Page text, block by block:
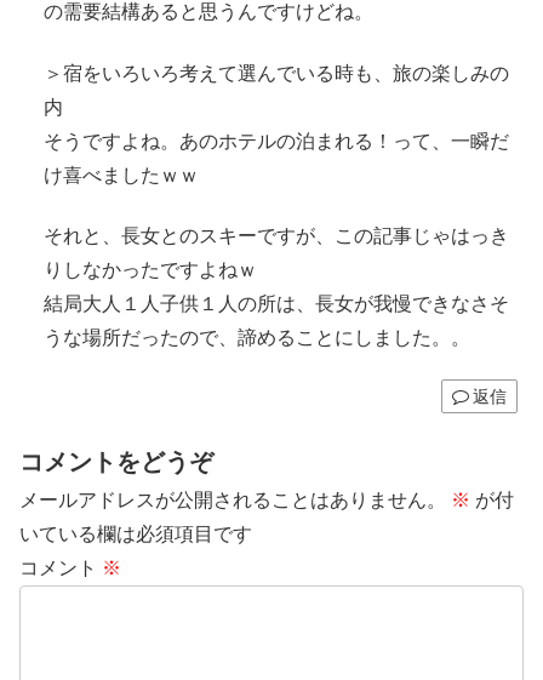
の需要結構あると思うんですけどね。
＞宿をいろいろ考えて選んでいる時も、旅の楽しみの
内
そうですよね。あのホテルの泊まれる！って、一瞬だ
け喜べましたｗｗ
それと、長女とのスキーですが、この記事じゃはっき
りしなかったですよねｗ
結局大人１人子供１人の所は、長女が我慢できなさそ
うな場所だったので、諦めることにしました。。
返信
コメントをどうぞ
メールアドレスが公開されることはありません。 ※ が付
いている欄は必須項目です
コメント ※